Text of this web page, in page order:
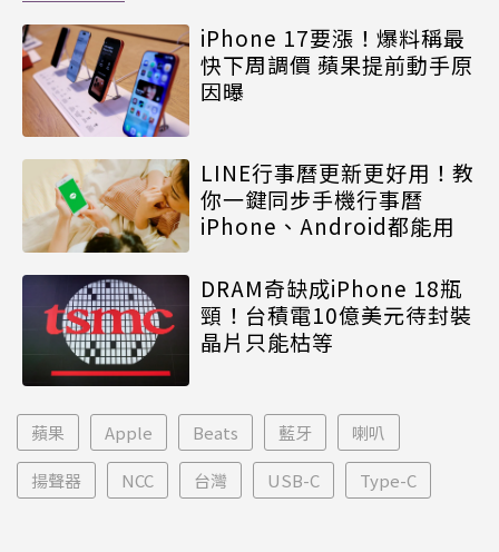
iPhone 17要漲！爆料稱最
快下周調價 蘋果提前動手原
因曝
LINE行事曆更新更好用！教
你一鍵同步手機行事曆
iPhone、Android都能用
DRAM奇缺成iPhone 18瓶
頸！台積電10億美元待封裝
晶片只能枯等
蘋果 Apple Beats 藍牙 喇叭
揚聲器 NCC 台灣 USB-C Type-C